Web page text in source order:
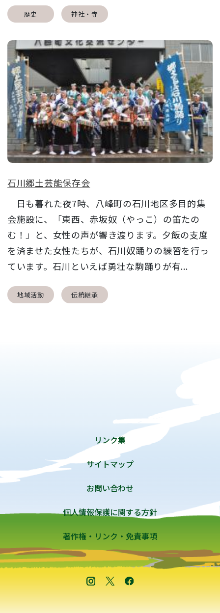
歴史 神社・寺
石川郷土芸能保存会
日も暮れた夜7時、八峰町の石川地区多目的集
会施設に、「東西、赤坂奴（やっこ）の笛たの
む！」と、女性の声が響き渡ります。夕飯の支度
を済ませた女性たちが、石川奴踊りの練習を行っ
ています。石川といえば勇壮な駒踊りが有...
地域活動 伝統継承
リンク集
サイトマップ
お問い合わせ
個人情報保護に関する方針
著作権・リンク・免責事項